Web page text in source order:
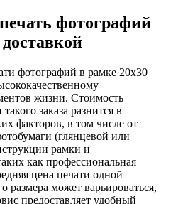
фотографий
фотографий в рамке 20х30
жизни. Стоимость
заказа разнится в
факторов, в том числе от
(глянцевой или
рамки и
как профессиональная
цена печати одной
размера может варьироваться,
предоставляет удобный